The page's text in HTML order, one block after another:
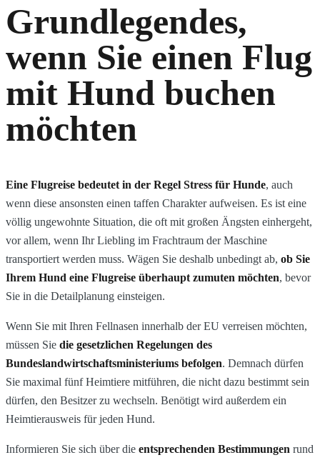
Grundlegendes,
wenn Sie einen Flug
mit Hund buchen
möchten
Eine Flugreise bedeutet in der Regel Stress für Hunde, auch
wenn diese ansonsten einen taffen Charakter aufweisen. Es ist eine
völlig ungewohnte Situation, die oft mit großen Ängsten einhergeht,
vor allem, wenn Ihr Liebling im Frachtraum der Maschine
transportiert werden muss. Wägen Sie deshalb unbedingt ab, ob Sie
Ihrem Hund eine Flugreise überhaupt zumuten möchten, bevor
Sie in die Detailplanung einsteigen.
Wenn Sie mit Ihren Fellnasen innerhalb der EU verreisen möchten,
müssen Sie die gesetzlichen Regelungen des
Bundeslandwirtschaftsministeriums befolgen. Demnach dürfen
Sie maximal fünf Heimtiere mitführen, die nicht dazu bestimmt sein
dürfen, den Besitzer zu wechseln. Benötigt wird außerdem ein
Heimtierausweis für jeden Hund.
Informieren Sie sich über die entsprechenden Bestimmungen rund